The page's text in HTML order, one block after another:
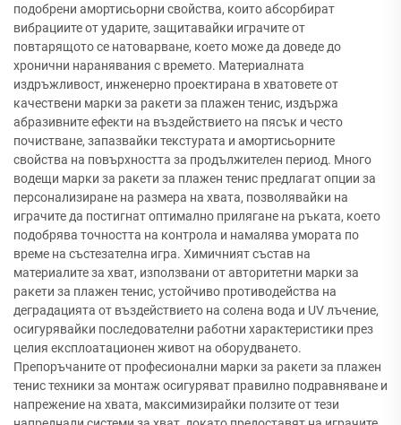
подобрени амортисьорни свойства, които абсорбират
вибрациите от ударите, защитавайки играчите от
повтарящото се натоварване, което може да доведе до
хронични наранявания с времето. Материалната
издръжливост, инженерно проектирана в хватовете от
качествени марки за ракети за плажен тенис, издържа
абразивните ефекти на въздействието на пясък и често
почистване, запазвайки текстурата и амортисьорните
свойства на повърхността за продължителен период. Много
водещи марки за ракети за плажен тенис предлагат опции за
персонализиране на размера на хвата, позволявайки на
играчите да постигнат оптимално прилягане на ръката, което
подобрява точността на контрола и намалява умората по
време на състезателна игра. Химичният състав на
материалите за хват, използвани от авторитетни марки за
ракети за плажен тенис, устойчиво противодейства на
деградацията от въздействието на солена вода и UV лъчение,
осигурявайки последователни работни характеристики през
целия експлоатационен живот на оборудването.
Препоръчаните от професионални марки за ракети за плажен
тенис техники за монтаж осигуряват правилно подравняване и
напрежение на хвата, максимизирайки ползите от тези